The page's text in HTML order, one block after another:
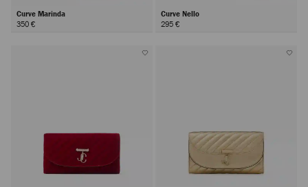
Curve Marinda
350 €
Curve Nello
295 €